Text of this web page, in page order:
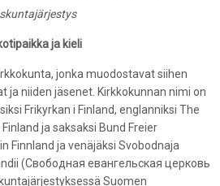
ja kieli
jonka muodostavat siihen
ja niiden jäsenet. Kirkkokunnan nimi on
Frikyrkan i Finland, englanniksi The
ja saksaksi Bund Freier
Finnland ja venäjäksi Svobodnaja
(Свободная евангельская церковь
Suomen